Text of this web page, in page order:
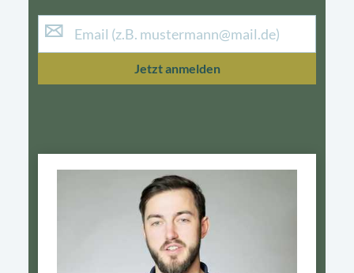
Jetzt anmelden